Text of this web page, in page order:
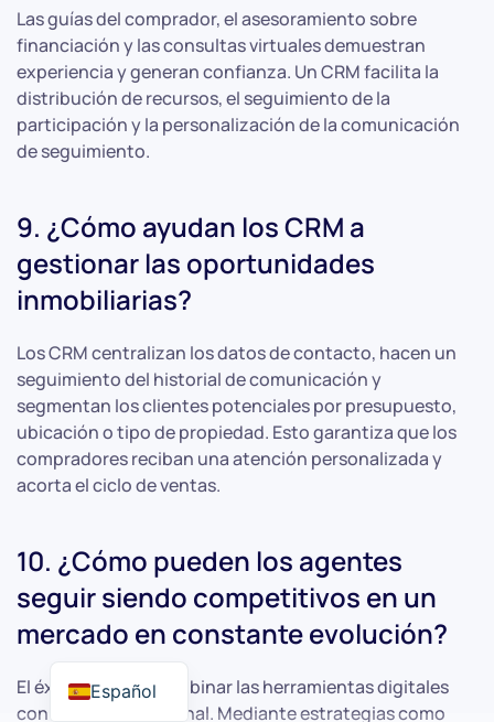
Las guías del comprador, el asesoramiento sobre
financiación y las consultas virtuales demuestran
experiencia y generan confianza. Un CRM facilita la
distribución de recursos, el seguimiento de la
participación y la personalización de la comunicación
de seguimiento.
9. ¿Cómo ayudan los CRM a
gestionar las oportunidades
inmobiliarias?
Los CRM centralizan los datos de contacto, hacen un
seguimiento del historial de comunicación y
segmentan los clientes potenciales por presupuesto,
ubicación o tipo de propiedad. Esto garantiza que los
compradores reciban una atención personalizada y
acorta el ciclo de ventas.
10. ¿Cómo pueden los agentes
seguir siendo competitivos en un
mercado en constante evolución?
El éxito requiere combinar las herramientas digitales
con el servicio personal. Mediante estrategias como
Español